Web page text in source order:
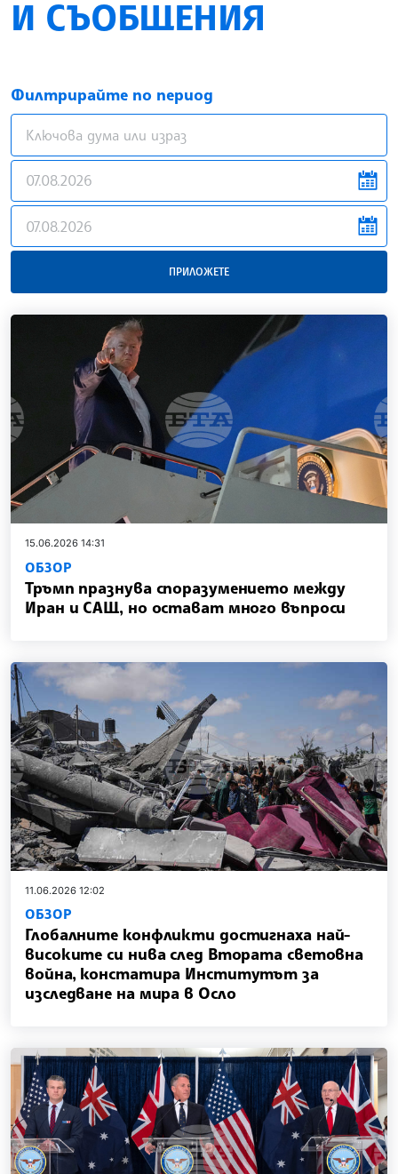
И СЪОБЩЕНИЯ
Филтрирайте по период
news.filter.from
news.filter.to
ПРИЛОЖЕТЕ
15.06.2026 14:31
ОБЗОР
Тръмп празнува споразумението между
Иран и САЩ, но остават много въпроси
11.06.2026 12:02
ОБЗОР
Глобалните конфликти достигнаха най-
високите си нива след Втората световна
война, констатира Институтът за
изследване на мира в Осло